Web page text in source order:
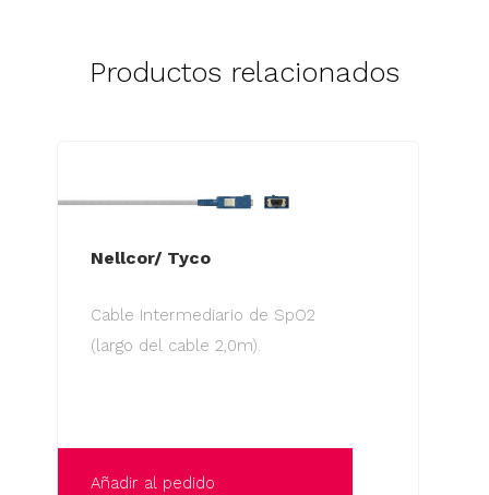
Productos relacionados
Nellcor/ Tyco
Cable Intermediario de SpO2
(largo del cable 2,0m).
Añadir al pedido